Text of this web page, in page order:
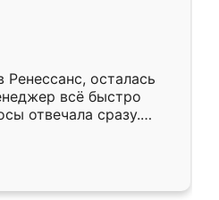
осталась
всё быстро
отвечала сразу.
субботу, подошёл к
Собрали
аккуратно, даже